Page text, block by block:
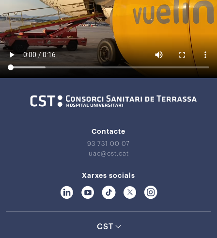
Contacte
93 731 00 07
uac@cst.cat
Xarxes socials
CST